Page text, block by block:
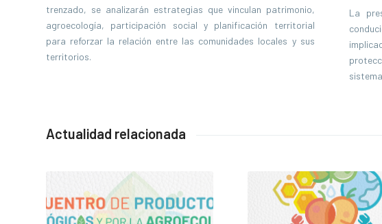
trenzado, se analizarán estrategias que vinculan patrimonio,
agroecología, participación social y planificación territorial
para reforzar la relación entre las comunidades locales y sus
territorios.
La
Actualidad relacionada